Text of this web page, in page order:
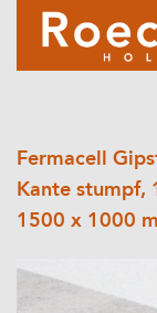
Fermacell
Kante stumpf,
1500 x 1000